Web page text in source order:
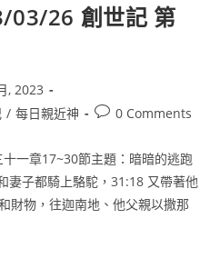
03/26 創世記 第
, 2023
/ 每日親近神 0 Comments
一章17~30節主題：暗暗的逃跑
妻子都騎上駱駝，31:18 又帶著他
財物，往迦南地、他父親以撒那